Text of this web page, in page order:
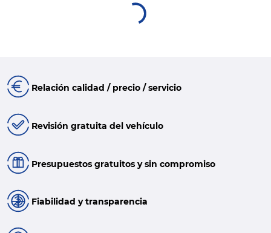
Relación calidad / precio / servicio
Revisión gratuita del vehículo
Presupuestos gratuitos y sin compromiso
Fiabilidad y transparencia